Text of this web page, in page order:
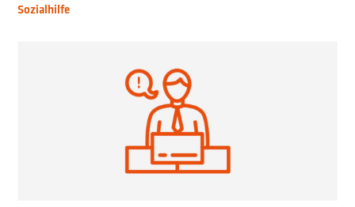
Sozialhilfe